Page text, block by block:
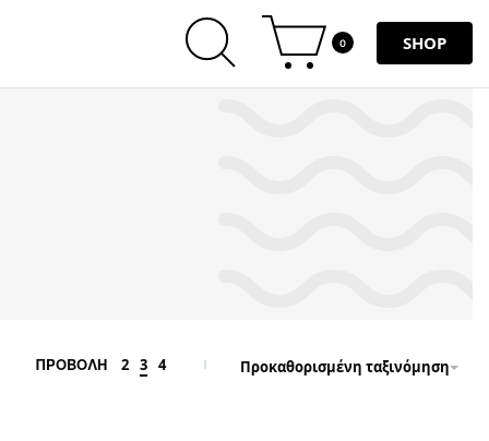
0 SHOP
ΠΡΟΒΟΛΗ 2 3 4 Προκαθορισμένη ταξινόμηση